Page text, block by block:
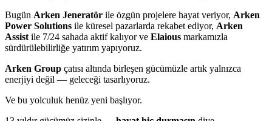
Bugün Arken Jeneratör ile özgün projelere hayat veriyor, Arken
Power Solutions ile küresel pazarlarda rekabet ediyor, Arken
Assist ile 7/24 sahada aktif kalıyor ve Elaious markamızla
sürdürülebilirliğe yatırım yapıyoruz.
Arken Group çatısı altında birleşen gücümüzle artık yalnızca
enerjiyi değil — geleceği tasarlıyoruz.
Ve bu yolculuk henüz yeni başlıyor.